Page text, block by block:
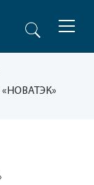
«НОВАТЭК»